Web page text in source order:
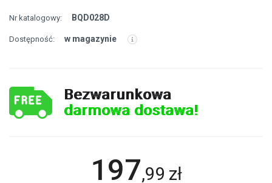
Nr katalogowy: BQD028D
Dostępność: w magazynie
Bezwarunkowa
darmowa dostawa!
197,99 zł